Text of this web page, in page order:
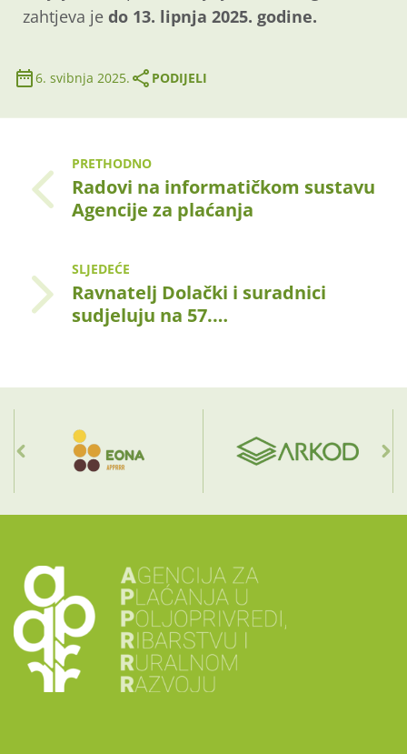
zahtjeva je do 13. lipnja 2025. godine.
6. svibnja 2025. PODIJELI
PRETHODNO
Radovi na informatičkom sustavu
Agencije za plaćanja
SLJEDEĆE
Ravnatelj Dolački i suradnici
sudjeluju na 57.…